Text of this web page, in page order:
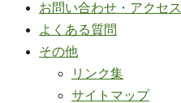
お問い合わせ・アクセス
よくある質問
その他
リンク集
サイトマップ